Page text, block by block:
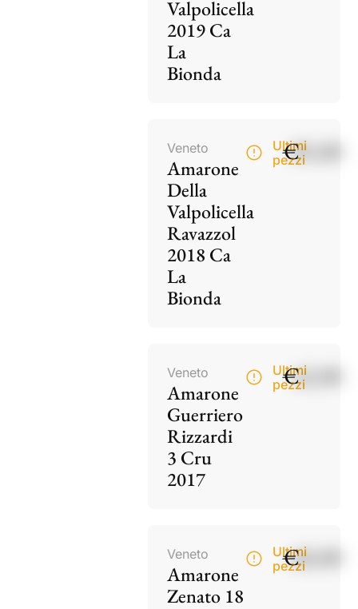
Valpolicella
2019 Ca
La
Bionda
Veneto
Amarone
Della
Valpolicella
Ravazzol
2018 Ca
La
Bionda
Ultimi
pezzi
€85,00
Veneto
Amarone
Guerriero
Rizzardi
3 Cru
2017
Ultimi
pezzi
€42,00
Veneto
Amarone
Zenato 18
Ultimi
pezzi
€60,00